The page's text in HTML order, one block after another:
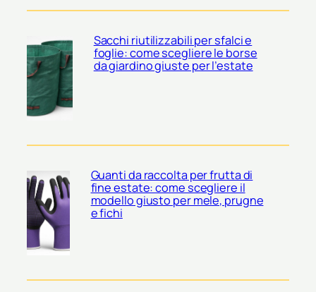
Sacchi riutilizzabili per sfalci e
foglie: come scegliere le borse
da giardino giuste per l’estate
Guanti da raccolta per frutta di
fine estate: come scegliere il
modello giusto per mele, prugne
e fichi